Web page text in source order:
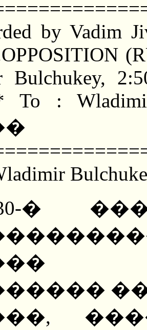
by Vadim
Bulchukey,
To :
�